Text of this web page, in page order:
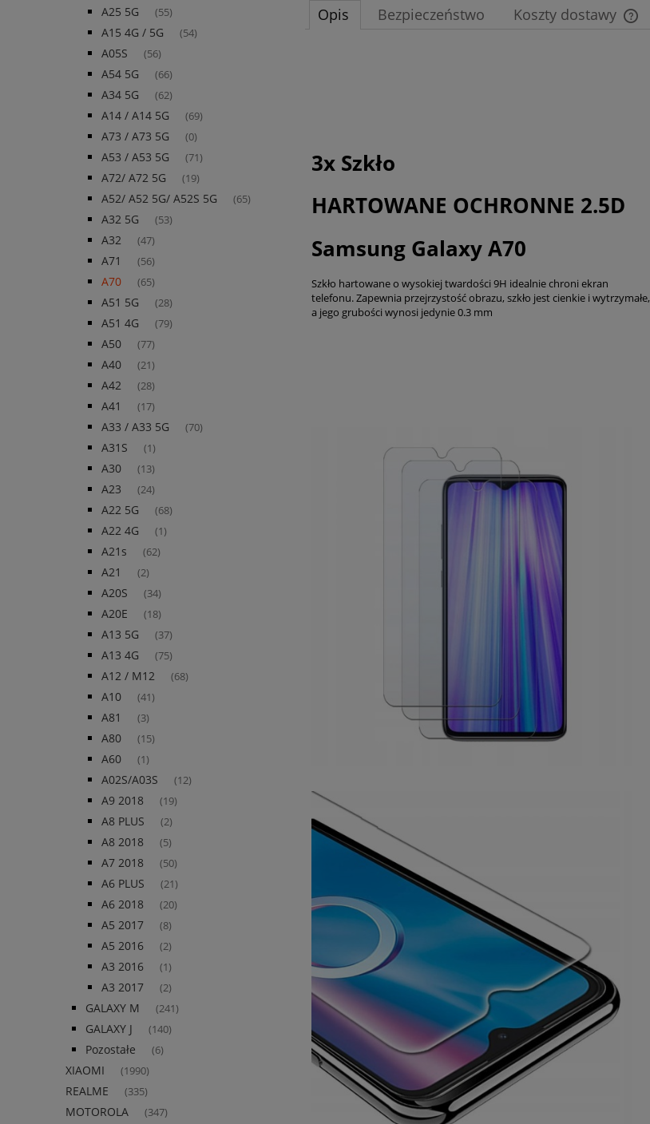
A25 5G (55)
A15 4G / 5G (54)
A05S (56)
A54 5G (66)
A34 5G (62)
A14 / A14 5G (69)
A73 / A73 5G (0)
A53 / A53 5G (71)
A72/ A72 5G (19)
A52/ A52 5G/ A52S 5G (65)
A32 5G (53)
A32 (47)
A71 (56)
A70 (65)
A51 5G (28)
A51 4G (79)
A50 (77)
A40 (21)
A42 (28)
A41 (17)
A33 / A33 5G (70)
A31S (1)
A30 (13)
A23 (24)
A22 5G (68)
A22 4G (1)
A21s (62)
A21 (2)
A20S (34)
A20E (18)
A13 5G (37)
A13 4G (75)
A12 / M12 (68)
A10 (41)
A81 (3)
A80 (15)
A60 (1)
A02S/A03S (12)
A9 2018 (19)
A8 PLUS (2)
A8 2018 (5)
A7 2018 (50)
A6 PLUS (21)
A6 2018 (20)
A5 2017 (8)
A5 2016 (2)
A3 2016 (1)
A3 2017 (2)
GALAXY M (241)
GALAXY J (140)
Pozostałe (6)
XIAOMI (1990)
REALME (335)
MOTOROLA (347)
Opis Bezpieczeństwo Koszty dostawy
3x Szkło
HARTOWANE OCHRONNE 2.5D
Samsung Galaxy A70
Szkło hartowane o wysokiej twardości 9H idealnie chroni ekran
telefonu. Zapewnia przejrzystość obrazu, szkło jest cienkie i wytrzymałe,
a jego grubości wynosi jedynie 0.3 mm